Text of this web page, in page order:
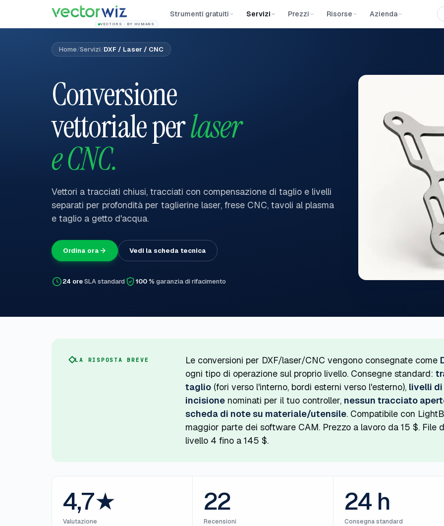
VECTORS · BY HUMANS
Strumenti gratuiti Servizi Prezzi Risorse Azienda
Home/Servizi/DXF / Laser / CNC
Conversione
vettoriale perlaser
e CNC.
Vettori a tracciati chiusi, tracciati con compensazione di taglio e livelli
separati per profondità per taglierine laser, frese CNC, tavoli al plasma
e taglio a getto d'acqua.
Ordina ora Vedi la scheda tecnica
24 oreSLA standard 100 % garanzia di rifacimento
LA RISPOSTA BREVE Le conversioni per DXF/laser/CNC vengono consegnate come
ogni tipo di operazione sul proprio livello. Consegne standard:
taglio (fori verso l'interno, bordi esterni verso l'esterno), livelli
incisione nominati per il tuo controller, nessun tracciato
scheda di note su materiale/utensile. Compatibile con
maggior parte dei software CAM. Prezzo a lavoro da 15 $. File
livello 4 fino a 145 $.
4,7★
Valutazione
22
Recensioni
24 h
Consegna standard